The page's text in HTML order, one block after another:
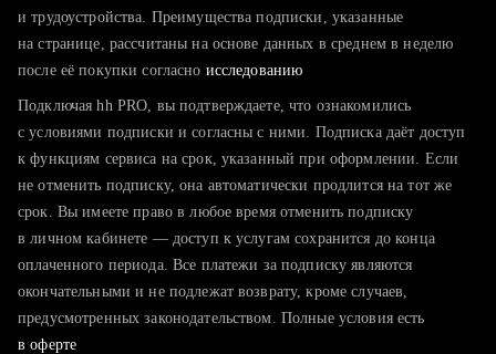
тратите много времени на поиск и вручную поднимаете
хотите сравнить себя с конкурентами и оценить шансы
и трудоустройства. Преимущества подписки, указанные
на странице, рассчитаны на основе данных в среднем в неделю
после её покупки согласно исследованию
Подключая hh PRO, вы подтверждаете, что ознакомились
с условиями подписки и согласны с ними. Подписка даёт доступ
к функциям сервиса на срок, указанный при оформлении. Если
не отменить подписку, она автоматически продлится на тот же
срок. Вы имеете право в любое время отменить подписку
в личном кабинете — доступ к услугам сохранится до конца
оплаченного периода. Все платежи за подписку являются
окончательными и не подлежат возврату, кроме случаев,
предусмотренных законодательством. Полные условия есть
в оферте